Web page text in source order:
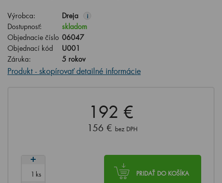
Výrobca: Dreja i
Dostupnosť:
skladom
Objednacie číslo 06047
Objednací kód
U001
Záruka:
5 rokov
Produkt - skopírovať detailné informácie
192 €
156 € bez DPH
PRIDAŤ DO KOŠÍKA
ks